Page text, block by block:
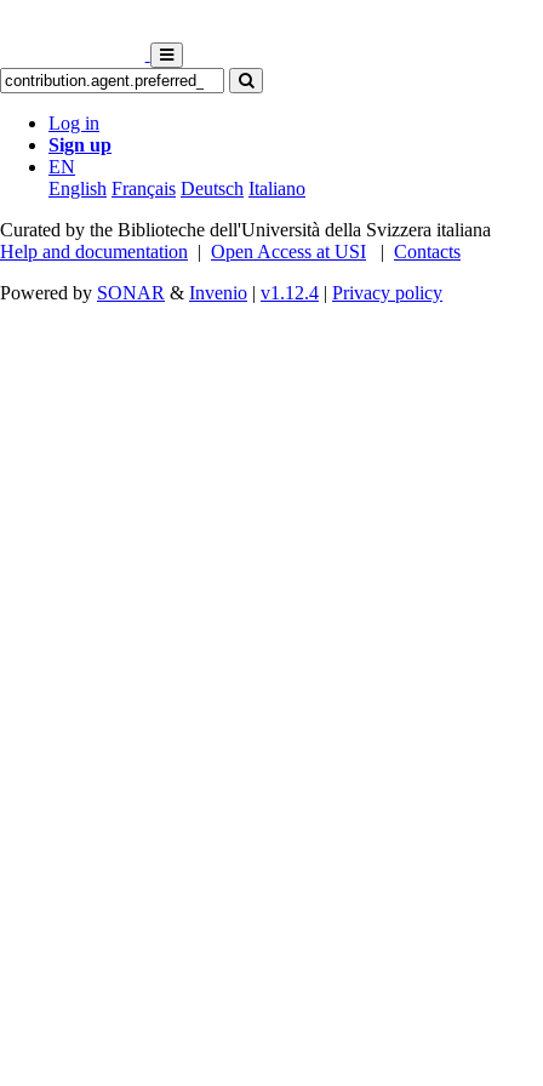
Log in
Sign up
EN
English Français Deutsch Italiano
Curated by the Biblioteche dell'Università della Svizzera italiana
Help and documentation | Open Access at USI | Contacts
Powered by SONAR & Invenio | v1.12.4 | Privacy policy